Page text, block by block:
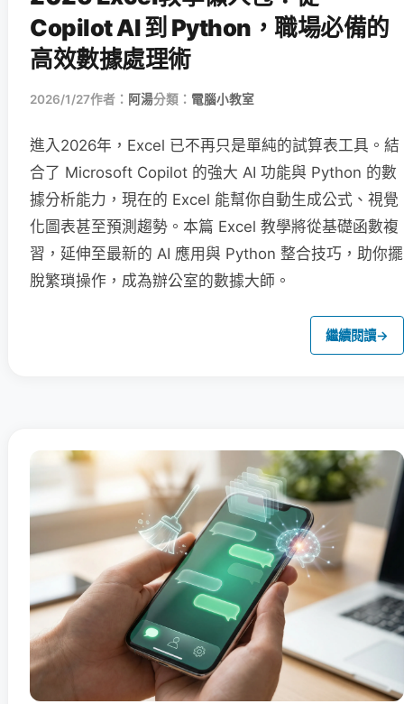
Copilot AI 到 Python，職場必備的
高效數據處理術
2026/1/27作者： 阿湯分類： 電腦小教室
進入2026年，Excel 已不再只是單純的試算表工具。結
合了 Microsoft Copilot 的強大 AI 功能與 Python 的數
據分析能力，現在的 Excel 能幫你自動生成公式、視覺
化圖表甚至預測趨勢。本篇 Excel 教學將從基礎函數複
習，延伸至最新的 AI 應用與 Python 整合技巧，助你擺
脫繁瑣操作，成為辦公室的數據大師。
繼續閱讀→